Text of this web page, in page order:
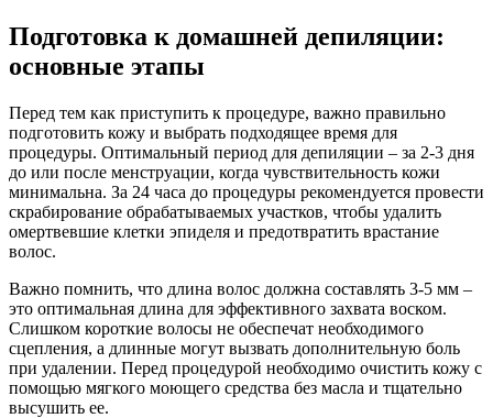
Подготовка к домашней депиляции:
основные этапы
Перед тем как приступить к процедуре, важно правильно
подготовить кожу и выбрать подходящее время для
процедуры. Оптимальный период для депиляции – за 2-3 дня
до или после менструации, когда чувствительность кожи
минимальна. За 24 часа до процедуры рекомендуется провести
скрабирование обрабатываемых участков, чтобы удалить
омертвевшие клетки эпиделя и предотвратить врастание
волос.
Важно помнить, что длина волос должна составлять 3-5 мм –
это оптимальная длина для эффективного захвата воском.
Слишком короткие волосы не обеспечат необходимого
сцепления, а длинные могут вызвать дополнительную боль
при удалении. Перед процедурой необходимо очистить кожу с
помощью мягкого моющего средства без масла и тщательно
высушить ее.